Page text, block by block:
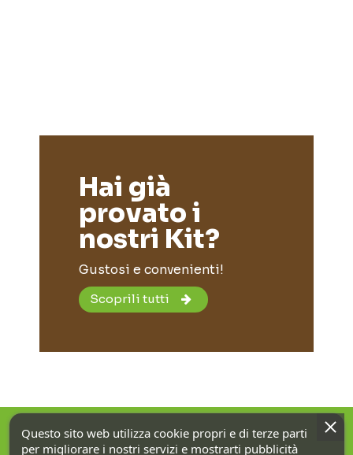
Hai già
provato i
nostri Kit?
Gustosi e convenienti!
Scoprili tutti
Questo sito web utilizza cookie propri e di terze parti
per migliorare i nostri servizi e mostrarti pubblicità